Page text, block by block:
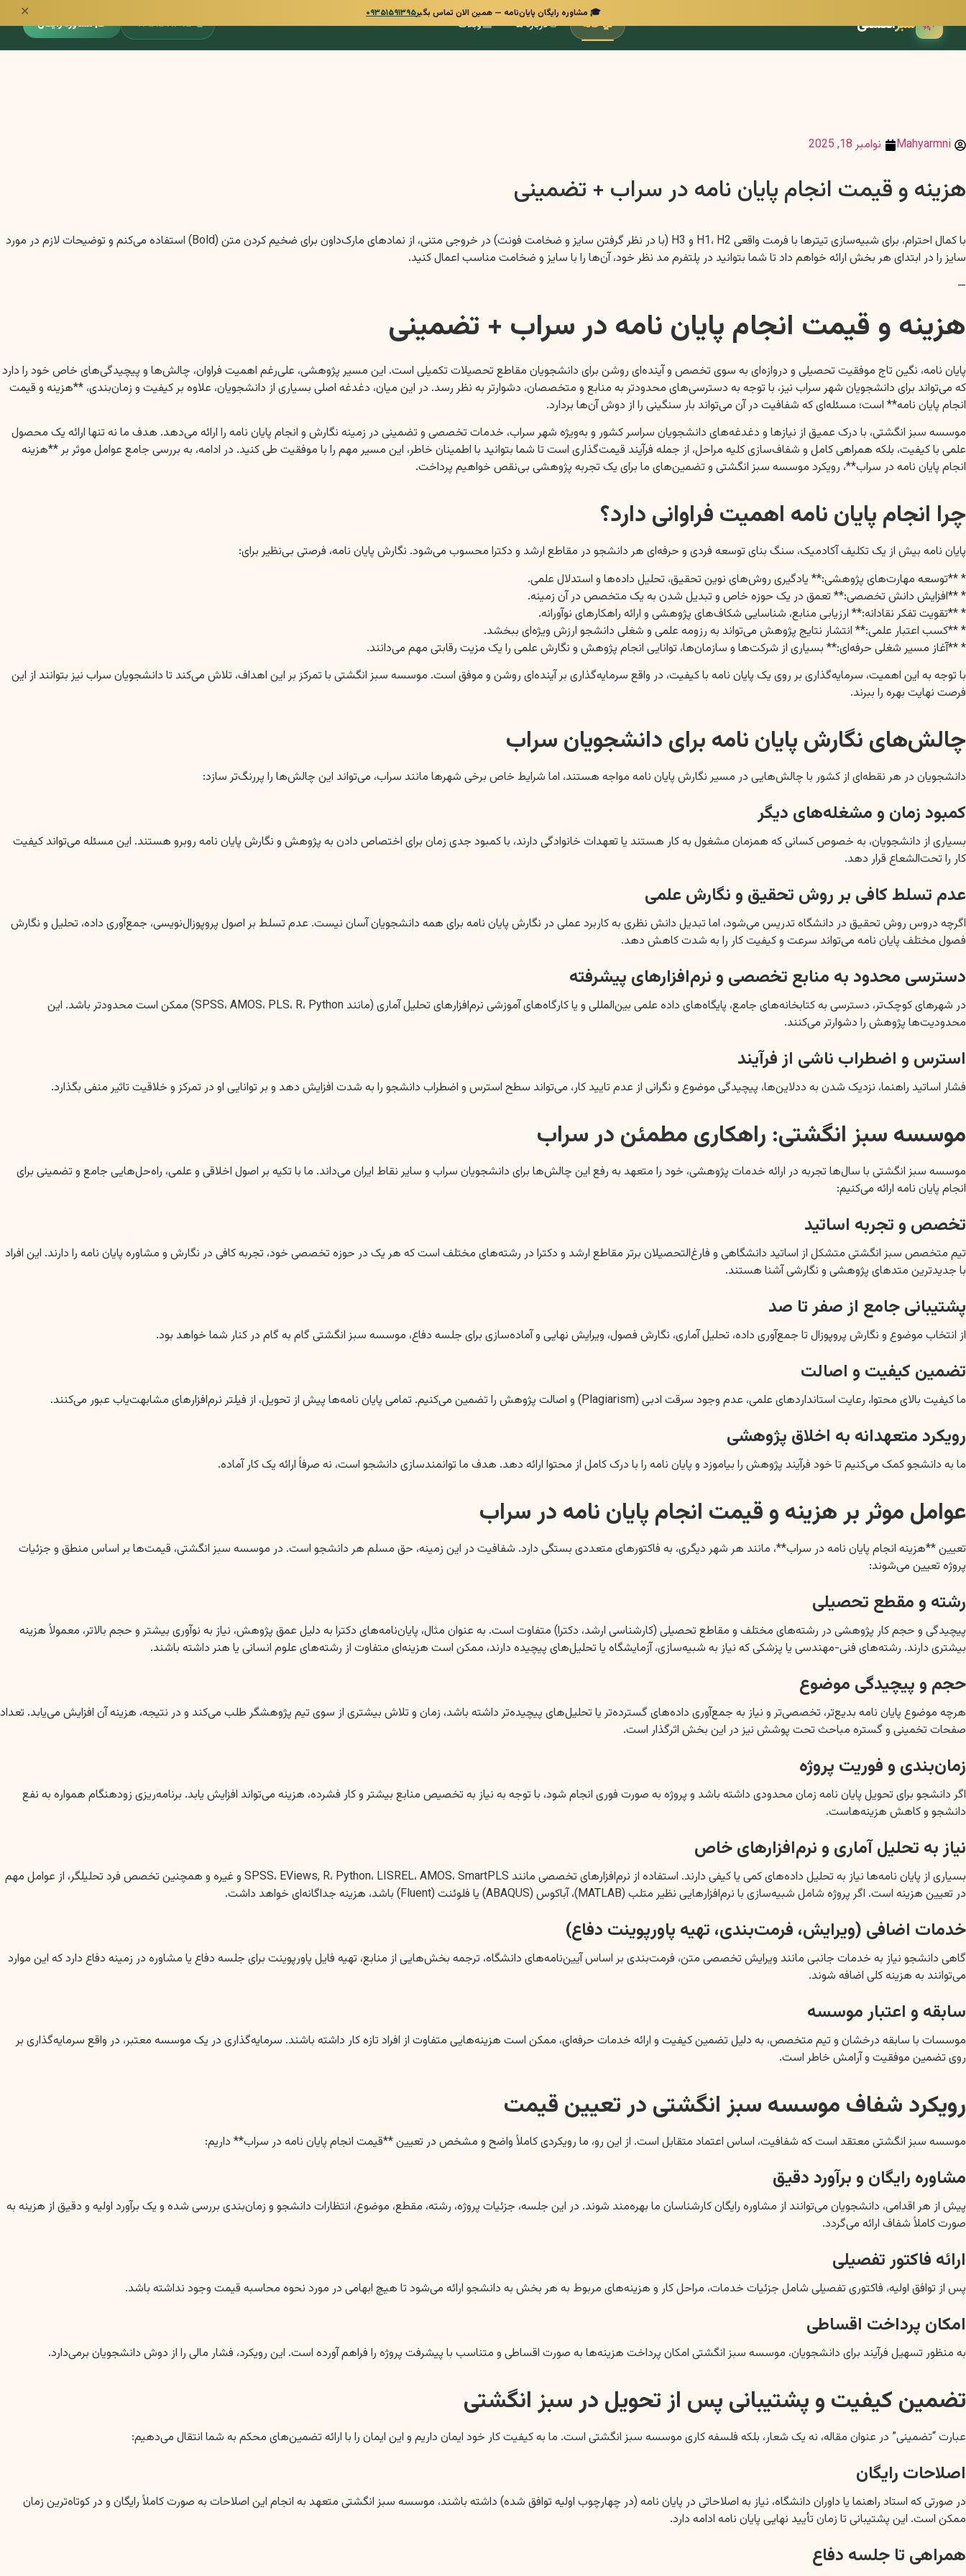
🎓 مشاوره رایگان پایان‌نامه — همین الان تماس بگیر۰۹۳۵۱۵۹۱۳۹۵ ✕
🌿 سبزانگشتی 🏠خانه 👋درباره ما 📰وبلاگ 📞۰۹۳۵۱۵۹۱۳۹۵ 🎓 مشاوره رایگان
Mahyarmni نوامبر 18, 2025
هزینه و قیمت انجام پایان نامه در سراب + تضمینی
با کمال احترام، برای شبیه‌سازی تیترها با فرمت واقعی H1، H2 و H3 (با در نظر گرفتن سایز و ضخامت فونت) در خروجی متنی، از نمادهای مارک‌داون برای ضخیم کردن متن (Bold) استفاده می‌کنم و توضیحات لازم در مورد
سایز را در ابتدای هر بخش ارائه خواهم داد تا شما بتوانید در پلتفرم مد نظر خود، آن‌ها را با سایز و ضخامت مناسب اعمال کنید.
—
هزینه و قیمت انجام پایان نامه در سراب + تضمینی
پایان نامه، نگین تاج موفقیت تحصیلی و دروازه‌ای به سوی تخصص و آینده‌ای روشن برای دانشجویان مقاطع تحصیلات تکمیلی است. این مسیر پژوهشی، علی‌رغم اهمیت فراوان، چالش‌ها و پیچیدگی‌های خاص خود را دارد
که می‌تواند برای دانشجویان شهر سراب نیز، با توجه به دسترسی‌های محدودتر به منابع و متخصصان، دشوارتر به نظر رسد. در این میان، دغدغه اصلی بسیاری از دانشجویان، علاوه بر کیفیت و زمان‌بندی، **هزینه و قیمت
انجام پایان نامه** است؛ مسئله‌ای که شفافیت در آن می‌تواند بار سنگینی را از دوش آن‌ها بردارد.
موسسه سبز انگشتی، با درک عمیق از نیازها و دغدغه‌های دانشجویان سراسر کشور و به‌ویژه شهر سراب، خدمات تخصصی و تضمینی در زمینه نگارش و انجام پایان نامه را ارائه می‌دهد. هدف ما نه تنها ارائه یک محصول
علمی با کیفیت، بلکه همراهی کامل و شفاف‌سازی کلیه مراحل، از جمله فرآیند قیمت‌گذاری است تا شما بتوانید با اطمینان خاطر، این مسیر مهم را با موفقیت طی کنید. در ادامه، به بررسی جامع عوامل موثر بر **هزینه
انجام پایان نامه در سراب**، رویکرد موسسه سبز انگشتی و تضمین‌های ما برای یک تجربه پژوهشی بی‌نقص خواهیم پرداخت.
چرا انجام پایان نامه اهمیت فراوانی دارد؟
پایان نامه بیش از یک تکلیف آکادمیک، سنگ بنای توسعه فردی و حرفه‌ای هر دانشجو در مقاطع ارشد و دکترا محسوب می‌شود. نگارش پایان نامه، فرصتی بی‌نظیر برای:
* **توسعه مهارت‌های پژوهشی:** یادگیری روش‌های نوین تحقیق، تحلیل داده‌ها و استدلال علمی.
* **افزایش دانش تخصصی:** تعمق در یک حوزه خاص و تبدیل شدن به یک متخصص در آن زمینه.
* **تقویت تفکر نقادانه:** ارزیابی منابع، شناسایی شکاف‌های پژوهشی و ارائه راهکارهای نوآورانه.
* **کسب اعتبار علمی:** انتشار نتایج پژوهش می‌تواند به رزومه علمی و شغلی دانشجو ارزش ویژه‌ای ببخشد.
* **آغاز مسیر شغلی حرفه‌ای:** بسیاری از شرکت‌ها و سازمان‌ها، توانایی انجام پژوهش و نگارش علمی را یک مزیت رقابتی مهم می‌دانند.
با توجه به این اهمیت، سرمایه‌گذاری بر روی یک پایان نامه با کیفیت، در واقع سرمایه‌گذاری بر آینده‌ای روشن و موفق است. موسسه سبز انگشتی با تمرکز بر این اهداف، تلاش می‌کند تا دانشجویان سراب نیز بتوانند از این
فرصت نهایت بهره را ببرند.
چالش‌های نگارش پایان نامه برای دانشجویان سراب
دانشجویان در هر نقطه‌ای از کشور با چالش‌هایی در مسیر نگارش پایان نامه مواجه هستند، اما شرایط خاص برخی شهرها مانند سراب، می‌تواند این چالش‌ها را پررنگ‌تر سازد:
کمبود زمان و مشغله‌های دیگر
بسیاری از دانشجویان، به خصوص کسانی که همزمان مشغول به کار هستند یا تعهدات خانوادگی دارند، با کمبود جدی زمان برای اختصاص دادن به پژوهش و نگارش پایان نامه روبرو هستند. این مسئله می‌تواند کیفیت
کار را تحت‌الشعاع قرار دهد.
عدم تسلط کافی بر روش تحقیق و نگارش علمی
اگرچه دروس روش تحقیق در دانشگاه تدریس می‌شود، اما تبدیل دانش نظری به کاربرد عملی در نگارش پایان نامه برای همه دانشجویان آسان نیست. عدم تسلط بر اصول پروپوزال‌نویسی، جمع‌آوری داده، تحلیل و نگارش
فصول مختلف پایان نامه می‌تواند سرعت و کیفیت کار را به شدت کاهش دهد.
دسترسی محدود به منابع تخصصی و نرم‌افزارهای پیشرفته
در شهرهای کوچک‌تر، دسترسی به کتابخانه‌های جامع، پایگاه‌های داده علمی بین‌المللی و یا کارگاه‌های آموزشی نرم‌افزارهای تحلیل آماری (مانند SPSS، AMOS، PLS، R، Python) ممکن است محدودتر باشد. این
محدودیت‌ها پژوهش را دشوارتر می‌کنند.
استرس و اضطراب ناشی از فرآیند
فشار اساتید راهنما، نزدیک شدن به ددلاین‌ها، پیچیدگی موضوع و نگرانی از عدم تایید کار، می‌تواند سطح استرس و اضطراب دانشجو را به شدت افزایش دهد و بر توانایی او در تمرکز و خلاقیت تاثیر منفی بگذارد.
موسسه سبز انگشتی: راهکاری مطمئن در سراب
موسسه سبز انگشتی با سال‌ها تجربه در ارائه خدمات پژوهشی، خود را متعهد به رفع این چالش‌ها برای دانشجویان سراب و سایر نقاط ایران می‌داند. ما با تکیه بر اصول اخلاقی و علمی، راه‌حل‌هایی جامع و تضمینی برای
انجام پایان نامه ارائه می‌کنیم:
تخصص و تجربه اساتید
تیم متخصص سبز انگشتی متشکل از اساتید دانشگاهی و فارغ‌التحصیلان برتر مقاطع ارشد و دکترا در رشته‌های مختلف است که هر یک در حوزه تخصصی خود، تجربه کافی در نگارش و مشاوره پایان نامه را دارند. این افراد
با جدیدترین متدهای پژوهشی و نگارشی آشنا هستند.
پشتیبانی جامع از صفر تا صد
از انتخاب موضوع و نگارش پروپوزال تا جمع‌آوری داده، تحلیل آماری، نگارش فصول، ویرایش نهایی و آماده‌سازی برای جلسه دفاع، موسسه سبز انگشتی گام به گام در کنار شما خواهد بود.
تضمین کیفیت و اصالت
ما کیفیت بالای محتوا، رعایت استانداردهای علمی، عدم وجود سرقت ادبی (Plagiarism) و اصالت پژوهش را تضمین می‌کنیم. تمامی پایان نامه‌ها پیش از تحویل، از فیلتر نرم‌افزارهای مشابهت‌یاب عبور می‌کنند.
رویکرد متعهدانه به اخلاق پژوهشی
ما به دانشجو کمک می‌کنیم تا خود فرآیند پژوهش را بیاموزد و پایان نامه را با درک کامل از محتوا ارائه دهد. هدف ما توانمندسازی دانشجو است، نه صرفاً ارائه یک کار آماده.
عوامل موثر بر هزینه و قیمت انجام پایان نامه در سراب
تعیین **هزینه انجام پایان نامه در سراب**، مانند هر شهر دیگری، به فاکتورهای متعددی بستگی دارد. شفافیت در این زمینه، حق مسلم هر دانشجو است. در موسسه سبز انگشتی، قیمت‌ها بر اساس منطق و جزئیات
پروژه تعیین می‌شوند:
رشته و مقطع تحصیلی
پیچیدگی و حجم کار پژوهشی در رشته‌های مختلف و مقاطع تحصیلی (کارشناسی ارشد، دکترا) متفاوت است. به عنوان مثال، پایان‌نامه‌های دکترا به دلیل عمق پژوهش، نیاز به نوآوری بیشتر و حجم بالاتر، معمولاً هزینه
بیشتری دارند. رشته‌های فنی-مهندسی یا پزشکی که نیاز به شبیه‌سازی، آزمایشگاه یا تحلیل‌های پیچیده دارند، ممکن است هزینه‌ای متفاوت از رشته‌های علوم انسانی یا هنر داشته باشند.
حجم و پیچیدگی موضوع
هرچه موضوع پایان نامه بدیع‌تر، تخصصی‌تر و نیاز به جمع‌آوری داده‌های گسترده‌تر یا تحلیل‌های پیچیده‌تر داشته باشد، زمان و تلاش بیشتری از سوی تیم پژوهشگر طلب می‌کند و در نتیجه، هزینه آن افزایش می‌یابد. تعداد
صفحات تخمینی و گستره مباحث تحت پوشش نیز در این بخش اثرگذار است.
زمان‌بندی و فوریت پروژه
اگر دانشجو برای تحویل پایان نامه زمان محدودی داشته باشد و پروژه به صورت فوری انجام شود، با توجه به نیاز به تخصیص منابع بیشتر و کار فشرده، هزینه می‌تواند افزایش یابد. برنامه‌ریزی زودهنگام همواره به نفع
دانشجو و کاهش هزینه‌هاست.
نیاز به تحلیل آماری و نرم‌افزارهای خاص
بسیاری از پایان نامه‌ها نیاز به تحلیل داده‌های کمی یا کیفی دارند. استفاده از نرم‌افزارهای تخصصی مانند SPSS، EViews, R، Python، LISREL، AMOS، SmartPLS و غیره و همچنین تخصص فرد تحلیلگر، از عوامل مهم
در تعیین هزینه است. اگر پروژه شامل شبیه‌سازی با نرم‌افزارهایی نظیر متلب (MATLAB)، آباکوس (ABAQUS) یا فلوئنت (Fluent) باشد، هزینه جداگانه‌ای خواهد داشت.
خدمات اضافی (ویرایش، فرمت‌بندی، تهیه پاورپوینت دفاع)
گاهی دانشجو نیاز به خدمات جانبی مانند ویرایش تخصصی متن، فرمت‌بندی بر اساس آیین‌نامه‌های دانشگاه، ترجمه بخش‌هایی از منابع، تهیه فایل پاورپوینت برای جلسه دفاع یا مشاوره در زمینه دفاع دارد که این موارد
می‌توانند به هزینه کلی اضافه شوند.
سابقه و اعتبار موسسه
موسسات با سابقه درخشان و تیم متخصص، به دلیل تضمین کیفیت و ارائه خدمات حرفه‌ای، ممکن است هزینه‌هایی متفاوت از افراد تازه کار داشته باشند. سرمایه‌گذاری در یک موسسه معتبر، در واقع سرمایه‌گذاری بر
روی تضمین موفقیت و آرامش خاطر است.
رویکرد شفاف موسسه سبز انگشتی در تعیین قیمت
موسسه سبز انگشتی معتقد است که شفافیت، اساس اعتماد متقابل است. از این رو، ما رویکردی کاملاً واضح و مشخص در تعیین **قیمت انجام پایان نامه در سراب** داریم:
مشاوره رایگان و برآورد دقیق
پیش از هر اقدامی، دانشجویان می‌توانند از مشاوره رایگان کارشناسان ما بهره‌مند شوند. در این جلسه، جزئیات پروژه، رشته، مقطع، موضوع، انتظارات دانشجو و زمان‌بندی بررسی شده و یک برآورد اولیه و دقیق از هزینه به
صورت کاملاً شفاف ارائه می‌گردد.
ارائه فاکتور تفصیلی
پس از توافق اولیه، فاکتوری تفصیلی شامل جزئیات خدمات، مراحل کار و هزینه‌های مربوط به هر بخش به دانشجو ارائه می‌شود تا هیچ ابهامی در مورد نحوه محاسبه قیمت وجود نداشته باشد.
امکان پرداخت اقساطی
به منظور تسهیل فرآیند برای دانشجویان، موسسه سبز انگشتی امکان پرداخت هزینه‌ها به صورت اقساطی و متناسب با پیشرفت پروژه را فراهم آورده است. این رویکرد، فشار مالی را از دوش دانشجویان برمی‌دارد.
تضمین کیفیت و پشتیبانی پس از تحویل در سبز انگشتی
عبارت “تضمینی” در عنوان مقاله، نه یک شعار، بلکه فلسفه کاری موسسه سبز انگشتی است. ما به کیفیت کار خود ایمان داریم و این ایمان را با ارائه تضمین‌های محکم به شما انتقال می‌دهیم:
اصلاحات رایگان
در صورتی که استاد راهنما یا داوران دانشگاه، نیاز به اصلاحاتی در پایان نامه (در چهارچوب اولیه توافق شده) داشته باشند، موسسه سبز انگشتی متعهد به انجام این اصلاحات به صورت کاملاً رایگان و در کوتاه‌ترین زمان
ممکن است. این پشتیبانی تا زمان تأیید نهایی پایان نامه ادامه دارد.
همراهی تا جلسه دفاع